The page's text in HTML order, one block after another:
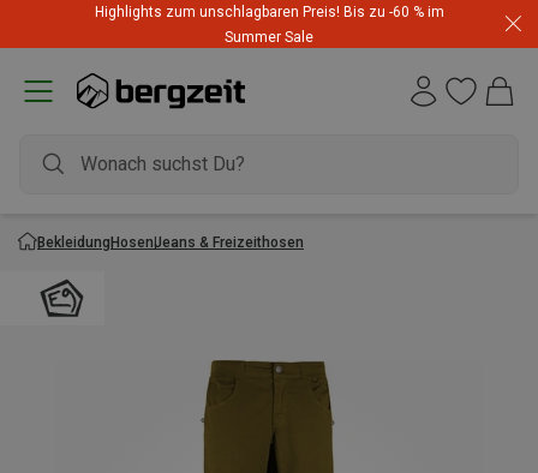
Highlights zum unschlagbaren Preis! Bis zu -60 % im
Summer Sale
BekleidungHosenJeans & Freizeithosen